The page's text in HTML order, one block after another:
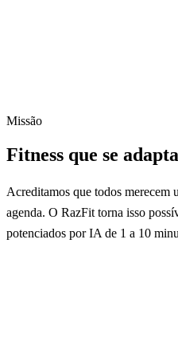
Missão
Fitness que se
Acreditamos que todos merecem
agenda. O RazFit torna isso
potenciados por IA de 1 a 10